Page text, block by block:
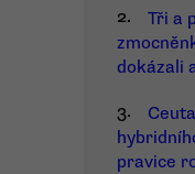
2.
Tři a
dokázali
3.
pravice